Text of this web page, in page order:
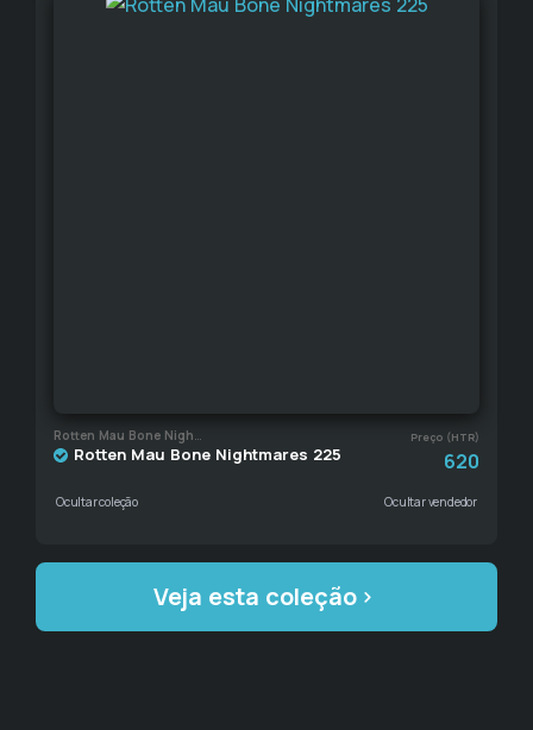
Rotten Mau Bone Nightmares Preço (HTR)
Rotten Mau Bone Nightmares 225 620
Ocultar coleção Ocultar vendedor
Veja esta coleção